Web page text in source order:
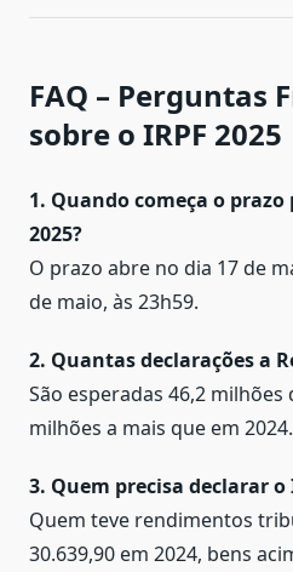
FAQ – Perguntas
sobre o IRPF 2025
1. Quando começa o
2025?
O prazo abre no dia 17 de
de maio, às 23h59.
2. Quantas declarações a
São esperadas 46,2 milhões
milhões a mais que em 2024.
3. Quem precisa declarar o
Quem teve rendimentos
30.639,90 em 2024, bens